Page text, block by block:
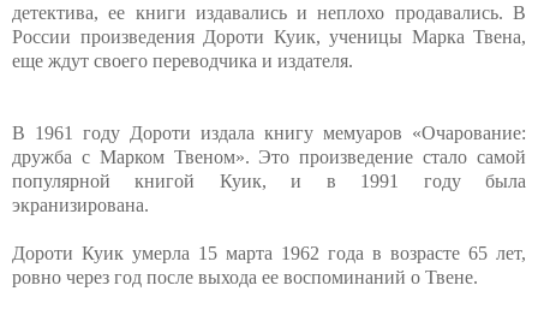
детектива, ее книги издавались и неплохо продавались. В
России произведения Дороти Куик, ученицы Марка Твена,
еще ждут своего переводчика и издателя.
В 1961 году Дороти издала книгу мемуаров «Очарование:
дружба с Марком Твеном». Это произведение стало самой
популярной книгой Куик, и в 1991 году была
экранизирована.
Дороти Куик умерла 15 марта 1962 года в возрасте 65 лет,
ровно через год после выхода ее воспоминаний о Твене.